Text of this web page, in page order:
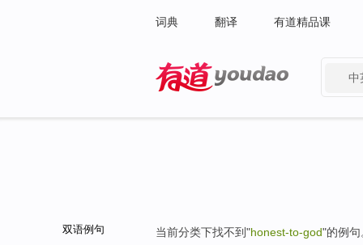
词典 翻译 有道精品课
中
双语例句 当前分类下找不到"honest-to-god"的例句